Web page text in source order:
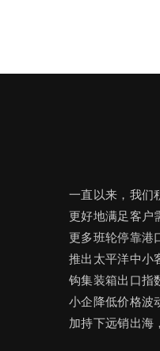
一直以来，我们
更好地满足客户
更多班轮停靠港
推出太平洋中小
钩集装箱出口指
小企降低价格波
加持下远销出海